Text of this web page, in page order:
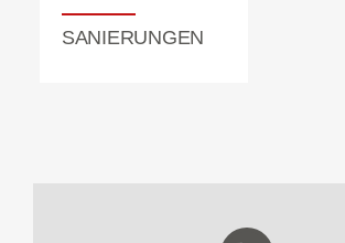
Sanierungen
SANIERUNGEN